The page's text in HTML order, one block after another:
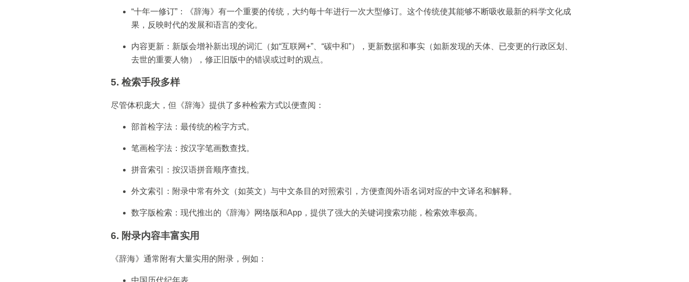
“十年一修订”：《辞海》有一个重要的传统，大约每十年进行一次大型修订。这个传统使其能够不断吸收最新的科学文化成
果，反映时代的发展和语言的变化。
内容更新：新版会增补新出现的词汇（如“互联网+”、“碳中和”），更新数据和事实（如新发现的天体、已变更的行政区划、
去世的重要人物），修正旧版中的错误或过时的观点。
5. 检索手段多样
尽管体积庞大，但《辞海》提供了多种检索方式以便查阅：
部首检字法：最传统的检字方式。
笔画检字法：按汉字笔画数查找。
拼音索引：按汉语拼音顺序查找。
外文索引：附录中常有外文（如英文）与中文条目的对照索引，方便查阅外语名词对应的中文译名和解释。
数字版检索：现代推出的《辞海》网络版和App，提供了强大的关键词搜索功能，检索效率极高。
6. 附录内容丰富实用
《辞海》通常附有大量实用的附录，例如：
中国历代纪年表